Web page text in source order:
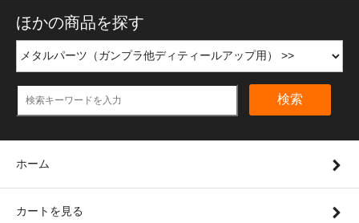
ほかの商品を探す
検索
ホーム
カートを見る